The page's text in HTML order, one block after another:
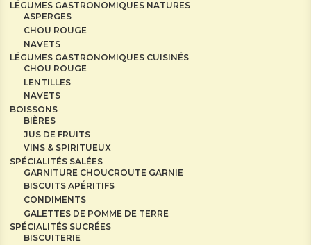
LÉGUMES GASTRONOMIQUES NATURES
ASPERGES
CHOU ROUGE
NAVETS
LÉGUMES GASTRONOMIQUES CUISINÉS
CHOU ROUGE
LENTILLES
NAVETS
BOISSONS
BIÈRES
JUS DE FRUITS
VINS & SPIRITUEUX
SPÉCIALITÉS SALÉES
GARNITURE CHOUCROUTE GARNIE
BISCUITS APÉRITIFS
CONDIMENTS
GALETTES DE POMME DE TERRE
SPÉCIALITÉS SUCRÉES
BISCUITERIE